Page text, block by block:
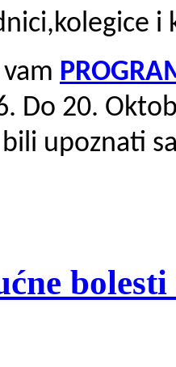
i
Do 20.
bili upoznati